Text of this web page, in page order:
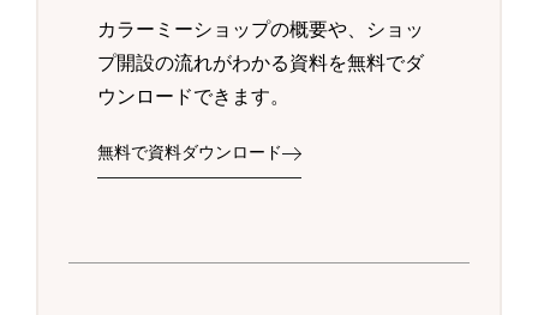
カラーミーショップの概要や、ショッ
プ開設の流れがわかる資料を無料でダ
ウンロードできます。
無料で資料ダウンロード